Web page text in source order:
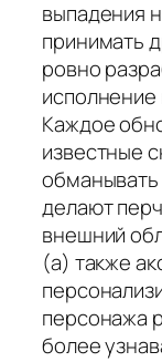
выпадения
принимать
ровно
Каждое
известные
делают
внешний
(а) также
персонажа
более